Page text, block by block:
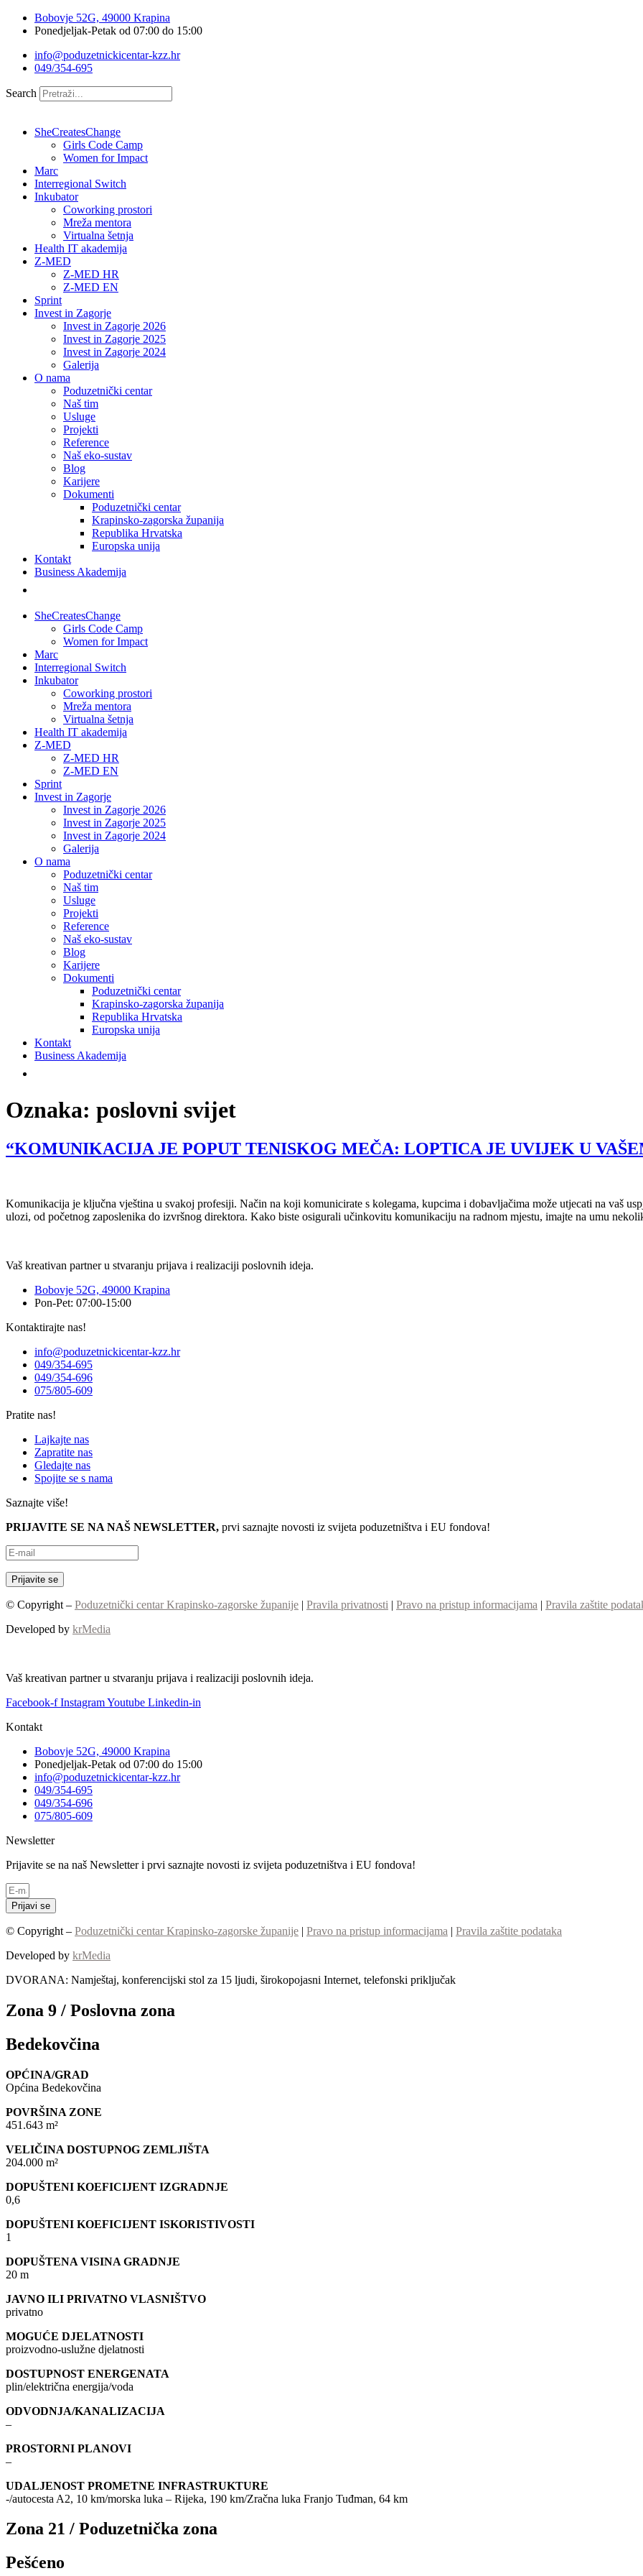
Bobovje 52G, 49000 Krapina
Ponedjeljak-Petak od 07:00 do 15:00
info@poduzetnickicentar-kzz.hr
049/354-695
Search
SheCreatesChange
Girls Code Camp
Women for Impact
Marc
Interregional Switch
Inkubator
Coworking prostori
Mreža mentora
Virtualna šetnja
Health IT akademija
Z-MED
Z-MED HR
Z-MED EN
Sprint
Invest in Zagorje
Invest in Zagorje 2026
Invest in Zagorje 2025
Invest in Zagorje 2024
Galerija
O nama
Poduzetnički centar
Naš tim
Usluge
Projekti
Reference
Naš eko-sustav
Blog
Karijere
Dokumenti
Poduzetnički centar
Krapinsko-zagorska županija
Republika Hrvatska
Europska unija
Kontakt
Business Akademija
SheCreatesChange
Girls Code Camp
Women for Impact
Marc
Interregional Switch
Inkubator
Coworking prostori
Mreža mentora
Virtualna šetnja
Health IT akademija
Z-MED
Z-MED HR
Z-MED EN
Sprint
Invest in Zagorje
Invest in Zagorje 2026
Invest in Zagorje 2025
Invest in Zagorje 2024
Galerija
O nama
Poduzetnički centar
Naš tim
Usluge
Projekti
Reference
Naš eko-sustav
Blog
Karijere
Dokumenti
Poduzetnički centar
Krapinsko-zagorska županija
Republika Hrvatska
Europska unija
Kontakt
Business Akademija
Oznaka: poslovni svijet
“KOMUNIKACIJA JE POPUT TENISKOG MEČA: LOPTICA JE UVIJEK U
Komunikacija je ključna vještina u svakoj profesiji. Način na koji komunicirate s kolegama, kupcima i dobavljačima može utjecati na vaš
ulozi, od početnog zaposlenika do izvršnog direktora. Kako biste osigurali učinkovitu komunikaciju na radnom mjestu, imajte na umu
Vaš kreativan partner u stvaranju prijava i realizaciji poslovnih ideja.
Bobovje 52G, 49000 Krapina
Pon-Pet: 07:00-15:00
Kontaktirajte nas!
info@poduzetnickicentar-kzz.hr
049/354-695
049/354-696
075/805-609
Pratite nas!
Lajkajte nas
Zapratite nas
Gledajte nas
Spojite se s nama
Saznajte više!
PRIJAVITE SE NA NAŠ NEWSLETTER, prvi saznajte novosti iz svijeta poduzetništva i EU fondova!
© Copyright – Poduzetnički centar Krapinsko-zagorske županije | Pravila privatnosti | Pravo na pristup informacijama | Pravila zaštite
Developed by krMedia
Vaš kreativan partner u stvaranju prijava i realizaciji poslovnih ideja.
Facebook-f InstagramYoutube Linkedin-in
Kontakt
Bobovje 52G, 49000 Krapina
Ponedjeljak-Petak od 07:00 do 15:00
info@poduzetnickicentar-kzz.hr
049/354-695
049/354-696
075/805-609
Newsletter
Prijavite se na naš Newsletter i prvi saznajte novosti iz svijeta poduzetništva i EU fondova!
Prijavi se
© Copyright – Poduzetnički centar Krapinsko-zagorske županije | Pravo na pristup informacijama | Pravila zaštite podataka
Developed by krMedia
DVORANA: Namještaj, konferencijski stol za 15 ljudi, širokopojasni Internet, telefonski priključak
Zona 9 / Poslovna zona
Bedekovčina
OPĆINA/GRAD
Općina Bedekovčina
POVRŠINA ZONE
451.643 m²
VELIČINA DOSTUPNOG ZEMLJIŠTA
204.000 m²
DOPUŠTENI KOEFICIJENT IZGRADNJE
0,6
DOPUŠTENI KOEFICIJENT ISKORISTIVOSTI
1
DOPUŠTENA VISINA GRADNJE
20 m
JAVNO ILI PRIVATNO VLASNIŠTVO
privatno
MOGUĆE DJELATNOSTI
proizvodno-uslužne djelatnosti
DOSTUPNOST ENERGENATA
plin/električna energija/voda
ODVODNJA/KANALIZACIJA
–
PROSTORNI PLANOVI
–
UDALJENOST PROMETNE INFRASTRUKTURE
-/autocesta A2, 10 km/morska luka – Rijeka, 190 km/Zračna luka Franjo Tuđman, 64 km
Zona 21 / Poduzetnička zona
Pešćeno